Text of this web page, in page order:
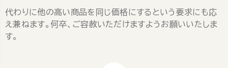
代わりに他の高い商品を同じ価格にするという要求にも応
え兼ねます。何卒、ご容赦いただけますようお願いいたしま
す。